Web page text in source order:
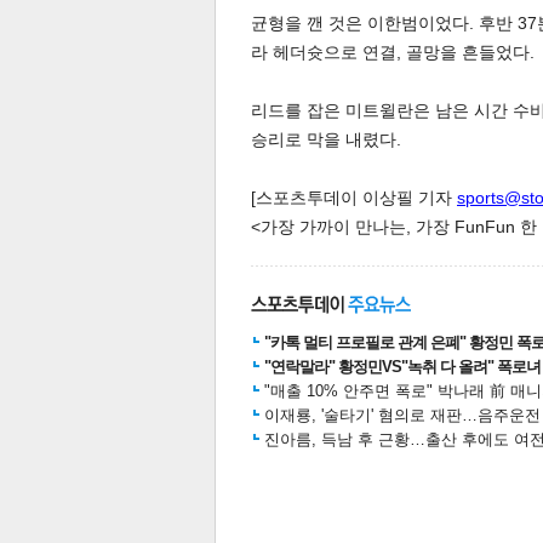
인
균형을 깬 것은 이한범이었다. 후반
라 헤더슛으로 연결, 골망을 흔들었다.
리드를 잡은 미트윌란은 남은 시간 수
승리로 막을 내렸다.
[스포츠투데이 이상필 기자
<가장 가까이 만나는, 가장 FunFun
"카톡 멀티 프로필로 관계 은폐" 황정민 폭
"연락말라" 황정민VS"녹취 다 올려" 폭로
"매출 10% 안주면 폭로" 박나래 前 매
이재룡, '술타기' 혐의로 재판…음주운
진아름, 득남 후 근황…출산 후에도 여